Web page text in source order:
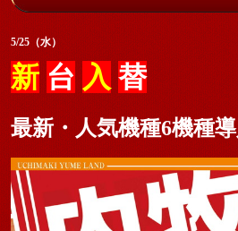
5/25（水）
新 台 入 替
最新・人気機種6機種導